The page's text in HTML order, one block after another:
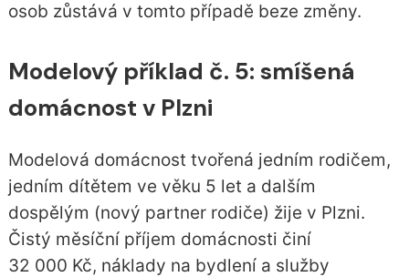
osob zůstává v tomto případě beze změny.
Modelový příklad č. 5: smíšená
domácnost v Plzni
Modelová domácnost tvořená jedním rodičem,
jedním dítětem ve věku 5 let a dalším
dospělým (nový partner rodiče) žije v Plzni.
Čistý měsíční příjem domácnosti činí
32 000 Kč, náklady na bydlení a služby